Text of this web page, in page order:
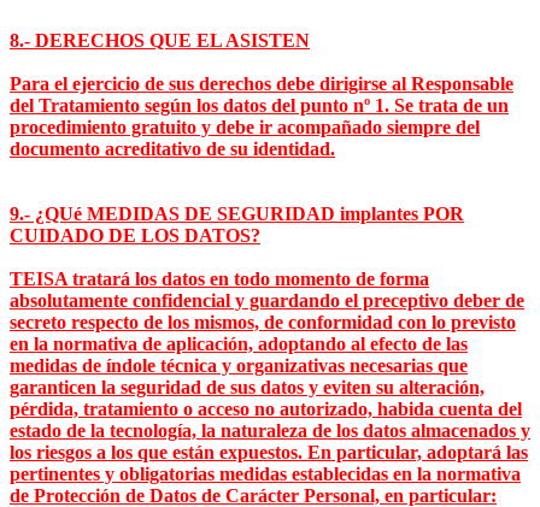
8.- DERECHOS QUE EL ASISTEN
Para el ejercicio de sus derechos debe dirigirse al Responsable
del Tratamiento según los datos del punto nº 1. Se trata de un
procedimiento gratuito y debe ir acompañado siempre del
documento acreditativo de su identidad.
9.- ¿QUé MEDIDAS DE SEGURIDAD implantes POR
CUIDADO DE LOS DATOS?
TEISA tratará los datos en todo momento de forma
absolutamente confidencial y guardando el preceptivo deber de
secreto respecto de los mismos, de conformidad con lo previsto
en la normativa de aplicación, adoptando al efecto de las
medidas de índole técnica y organizativas necesarias que
garanticen la seguridad de sus datos y eviten su alteración,
pérdida, tratamiento o acceso no autorizado, habida cuenta del
estado de la tecnología, la naturaleza de los datos almacenados y
los riesgos a los que están expuestos. En particular, adoptará las
pertinentes y obligatorias medidas establecidas en la normativa
de Protección de Datos de Carácter Personal, en particular: